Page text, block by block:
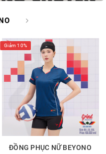
Giảm 10%
ĐỒNG PHỤC NỮ BEYONO